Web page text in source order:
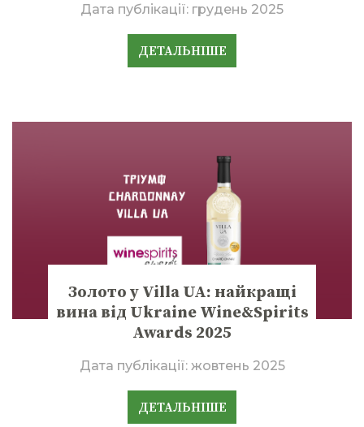
Дата публікації: грудень 2025
ДЕТАЛЬНІШЕ
Золото у Villa UA: найкращі
вина від Ukraine Wine&Spirits
Awards 2025
Дата публікації: жовтень 2025
ДЕТАЛЬНІШЕ